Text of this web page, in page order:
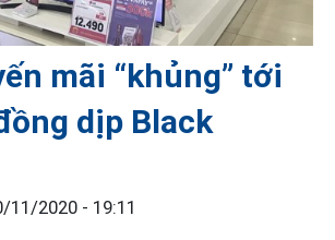
mãi “khủng” tới
dịp Black
11/2020 - 19:11